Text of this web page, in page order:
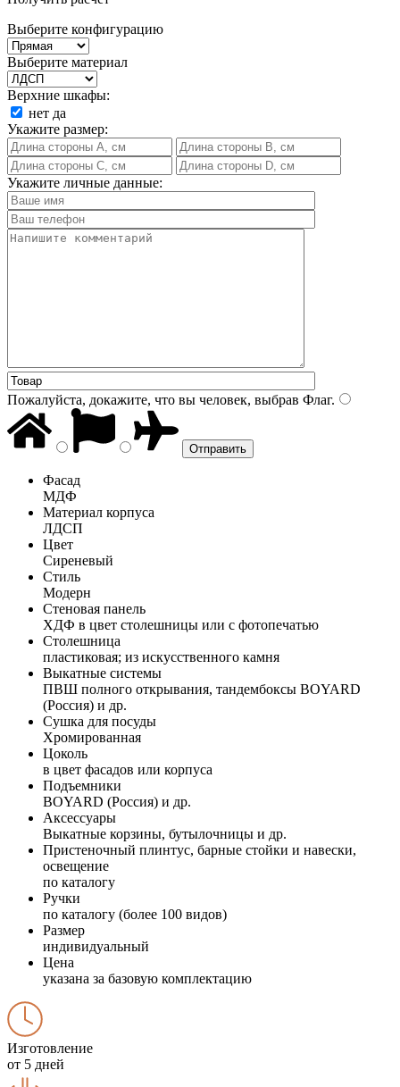
Выберите конфигурацию
Выберите материал
Верхние шкафы:
нет да
Укажите размер:
Укажите личные данные:
Пожалуйста, докажите, что вы человек, выбрав Флаг.
Фасад
МДФ
Материал корпуса
ЛДСП
Цвет
Сиреневый
Стиль
Модерн
Стеновая панель
ХДФ в цвет столешницы или с фотопечатью
Столешница
пластиковая; из искусственного камня
Выкатные системы
ПВШ полного открывания, тандембоксы BOYARD
(Россия) и др.
Сушка для посуды
Хромированная
Цоколь
в цвет фасадов или корпуса
Подъемники
BOYARD (Россия) и др.
Аксессуары
Выкатные корзины, бутылочницы и др.
Пристеночный плинтус, барные стойки и навески,
освещение
по каталогу
Ручки
по каталогу (более 100 видов)
Размер
индивидуальный
Цена
указана за базовую комплектацию
Изготовление
от 5 дней